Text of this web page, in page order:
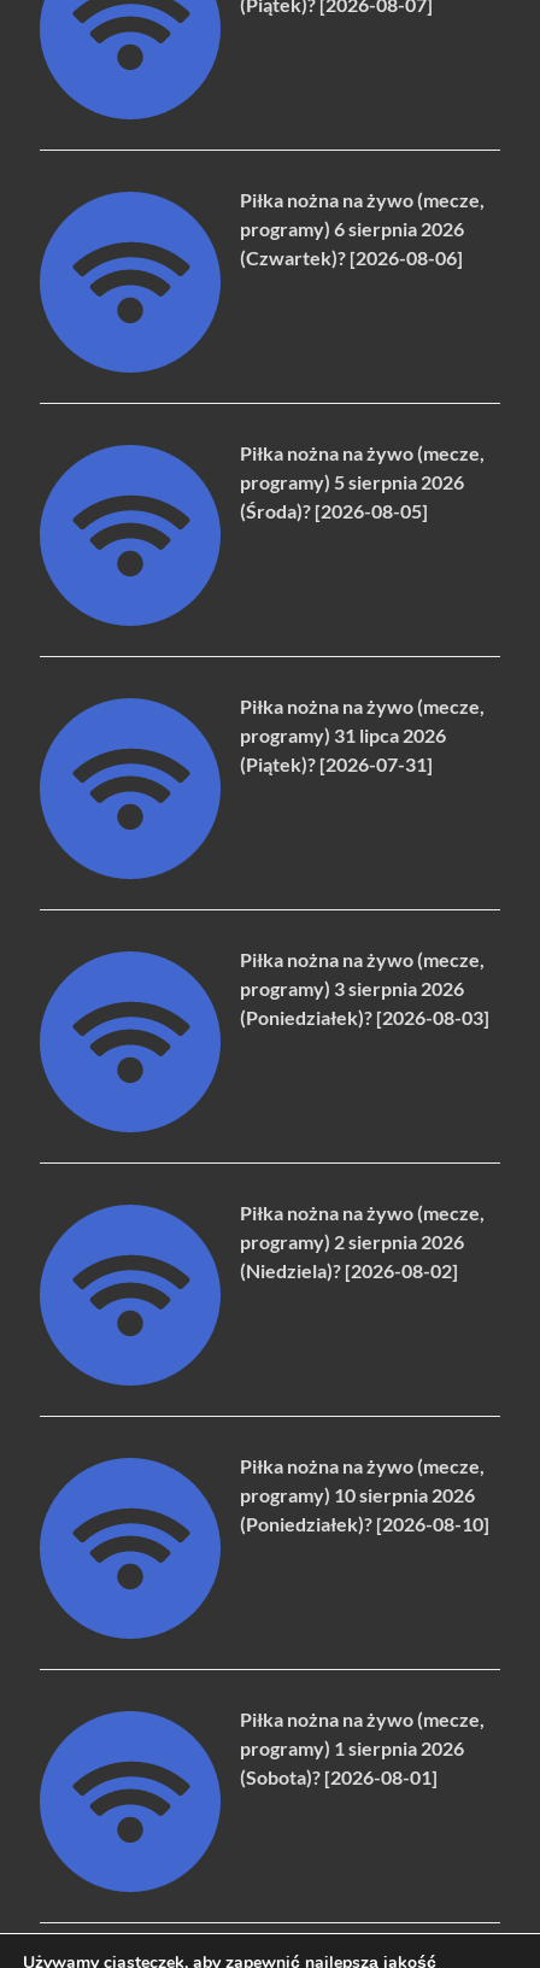
Piłka nożna na żywo (mecze,
programy) 6 sierpnia 2026
(Czwartek)? [2026-08-06]
Piłka nożna na żywo (mecze,
programy) 5 sierpnia 2026
(Środa)? [2026-08-05]
Piłka nożna na żywo (mecze,
programy) 31 lipca 2026
(Piątek)? [2026-07-31]
Piłka nożna na żywo (mecze,
programy) 3 sierpnia 2026
(Poniedziałek)? [2026-08-03]
Piłka nożna na żywo (mecze,
programy) 2 sierpnia 2026
(Niedziela)? [2026-08-02]
Piłka nożna na żywo (mecze,
programy) 10 sierpnia 2026
(Poniedziałek)? [2026-08-10]
Piłka nożna na żywo (mecze,
programy) 1 sierpnia 2026
(Sobota)? [2026-08-01]
Używamy ciasteczek, aby zapewnić najlepszą jakość